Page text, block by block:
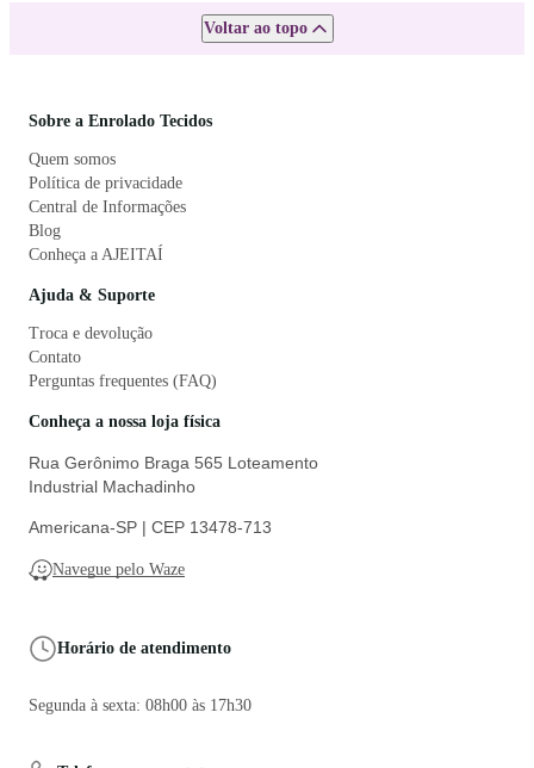
Voltar ao topo
Sobre a Enrolado Tecidos
Quem somos
Política de privacidade
Central de Informações
Blog
Conheça a AJEITAÍ
Ajuda & Suporte
Troca e devolução
Contato
Perguntas frequentes (FAQ)
Conheça a nossa loja física
Rua Gerônimo Braga 565 Loteamento
Industrial Machadinho
Americana-SP | CEP 13478-713
Navegue pelo Waze
Horário de atendimento
Segunda à sexta: 08h00 às 17h30